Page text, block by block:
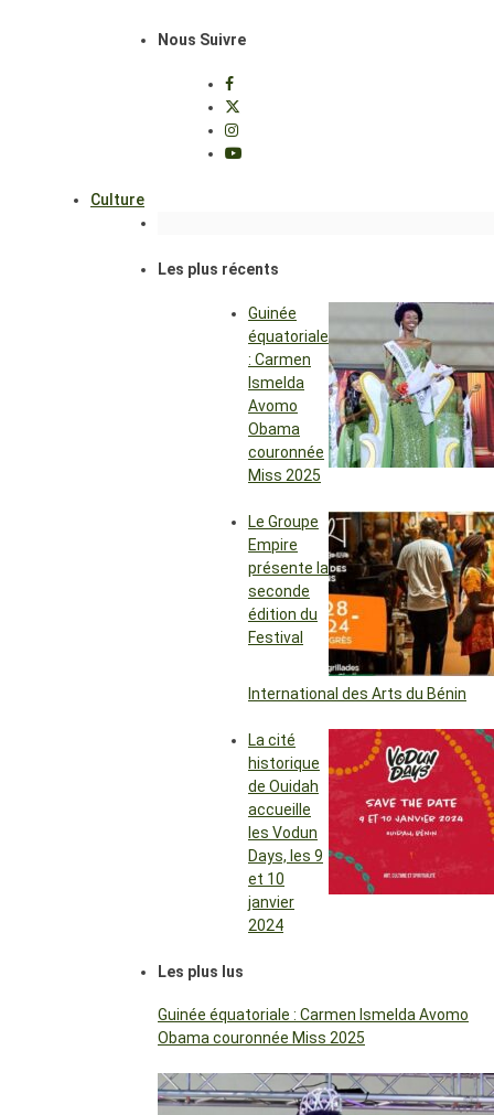
Nous Suivre
Culture
Les plus récents
Guinée
équatoriale
: Carmen
Ismelda
Avomo
Obama
couronnée
Miss 2025
Le Groupe
Empire
présente la
seconde
édition du
Festival
International des Arts du Bénin
La cité
historique
de Ouidah
accueille
les Vodun
Days, les 9
et 10
janvier
2024
Les plus lus
Guinée équatoriale : Carmen Ismelda Avomo
Obama couronnée Miss 2025